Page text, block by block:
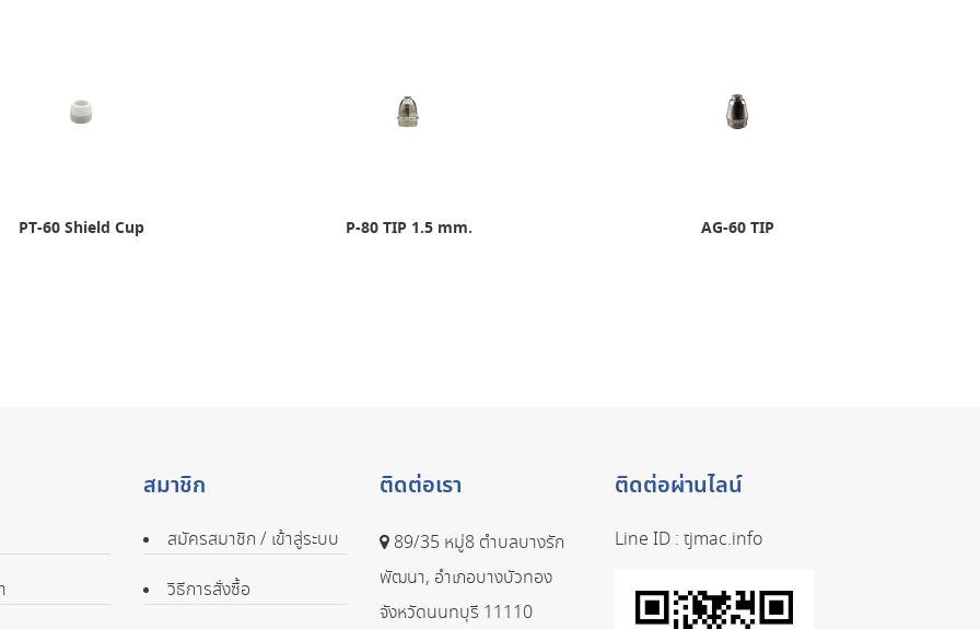
PT-60 Shield Cup P-80 TIP 1.5 mm. AG-60 TIP
สมาชิก
สมัครสมาชิก / เข้าสู่ระบบ
วิธีการสั่งซื้อ
ติดต่อเรา
89/35 หมู่8 ตำบลบางรัก
พัฒนา, อำเภอบางบัวทอง
จังหวัดนนทบุรี 11110
ติดต่อผ่านไลน์
Line ID :tjmac.info